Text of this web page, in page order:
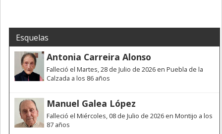
Esquelas
Antonia Carreira Alonso
Falleció el Martes, 28 de Julio de 2026 en Puebla de la
Calzada a los 86 años
Manuel Galea López
Falleció el Miércoles, 08 de Julio de 2026 en Montijo a los
87 años